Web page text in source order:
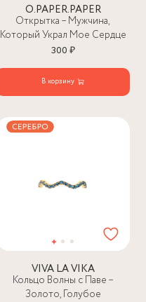
O.PAPER.PAPER
Открытка – Мужчина,
Который Украл Мое Сердце
300 ₽
В корзину
VIVA LA VIKA
Кольцо Волны с Паве –
Золото, Голубое